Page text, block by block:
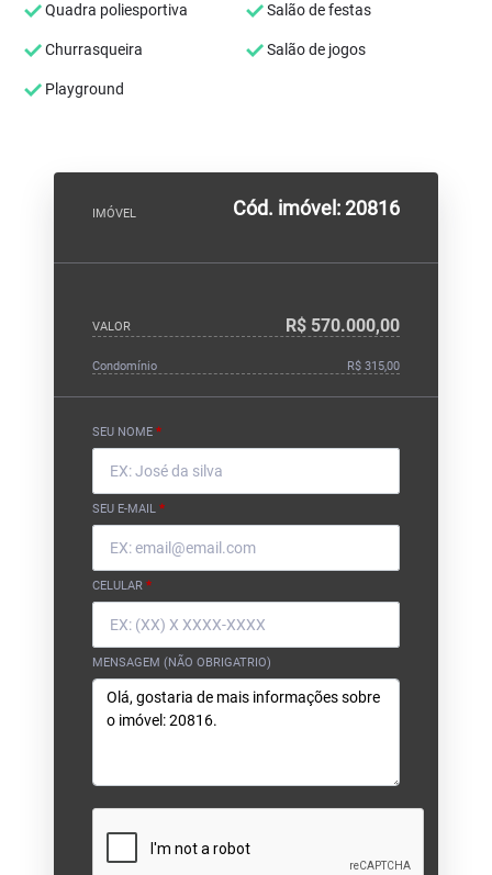
Quadra poliesportiva Salão de festas
Churrasqueira Salão de jogos
Playground
IMÓVEL Cód. imóvel: 20816
VALOR R$ 570.000,00
Condomínio R$ 315,00
SEU NOME *
SEU E-MAIL *
CELULAR *
MENSAGEM (NÃO OBRIGATRIO)